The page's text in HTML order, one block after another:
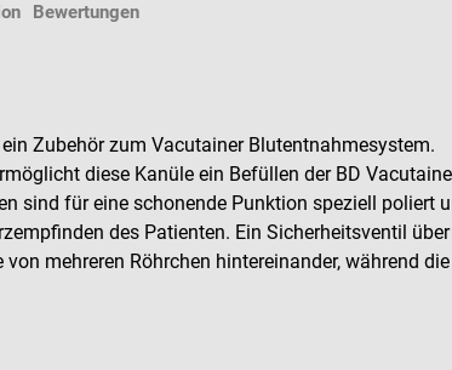
Bewertungen
Zubehör zum Vacutainer Blutentnahmesystem.
diese Kanüle ein Befüllen der BD
sind für eine schonende Punktion speziell poliert
des Patienten. Ein Sicherheitsventil
mehreren Röhrchen hintereinander, während die